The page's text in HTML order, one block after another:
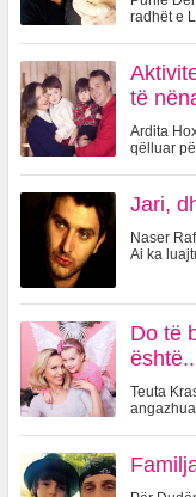
radhët e
të
Ardita
qëlluar
Jari,
Naser
Ai ka
Do të
Teuta